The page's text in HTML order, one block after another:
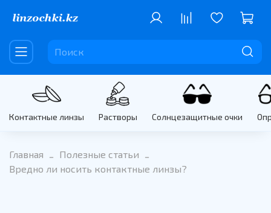
Контактные линзы Растворы Солнцезащитные очки
Главная
Полезные статьи
Вредно ли носить контактные линзы?